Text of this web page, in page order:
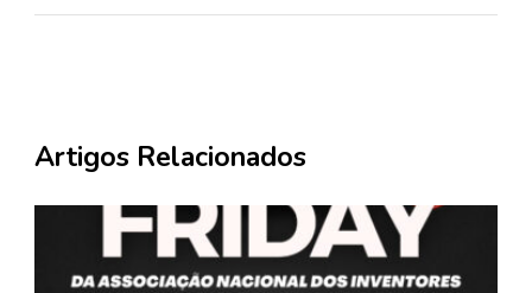
Artigos Relacionados